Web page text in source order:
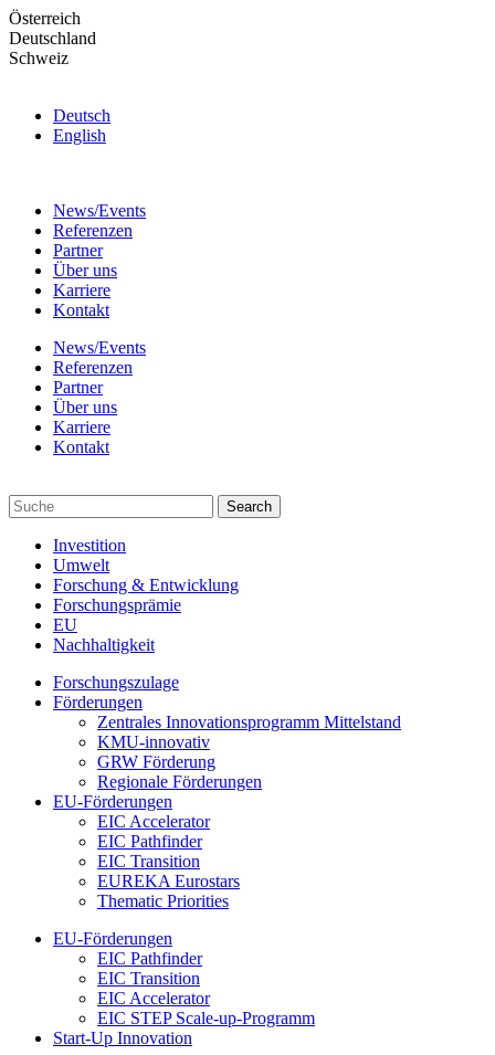
Skip
to
the
Österreich
Deutschland
Schweiz
Deutsch
English
News/Events
Referenzen
Partner
Über uns
Karriere
Kontakt
News/Events
Referenzen
Partner
Über uns
Karriere
Kontakt
Investition
Umwelt
Forschung & Entwicklung
Forschungsprämie
EU
Nachhaltigkeit
Forschungszulage
Förderungen
Zentrales Innovationsprogramm Mittelstand
KMU-innovativ
GRW Förderung
Regionale Förderungen
EU-Förderungen
EIC Accelerator
EIC Pathfinder
EIC Transition
EUREKA Eurostars
Thematic Priorities
EU-Förderungen
EIC Pathfinder
EIC Transition
EIC Accelerator
EIC STEP Scale-up-Programm
Start-Up Innovation